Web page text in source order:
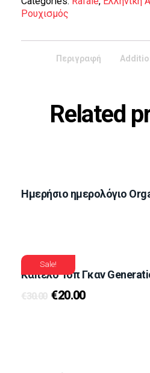
Ρουχισμός
Περιγραφή
Related
Ημερήσιο ημερολόγιο
Sale!
Καπέλο Τοπ Γκαν
€30.00 €20.00